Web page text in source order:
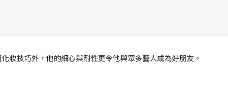
妝技巧外，他的細心與耐性更令他與眾多藝人成為好朋友。